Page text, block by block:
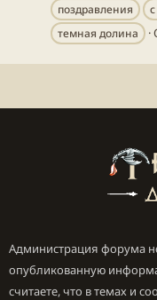
поздравления
темная долина
Администрация форума
опубликованную
считаете, что в темах и